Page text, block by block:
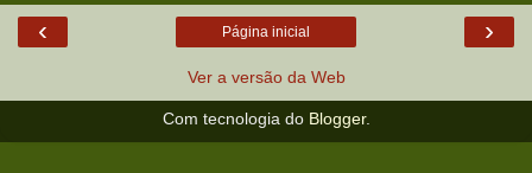
‹ ›
Página inicial
Ver a versão da Web
Com tecnologia do Blogger.